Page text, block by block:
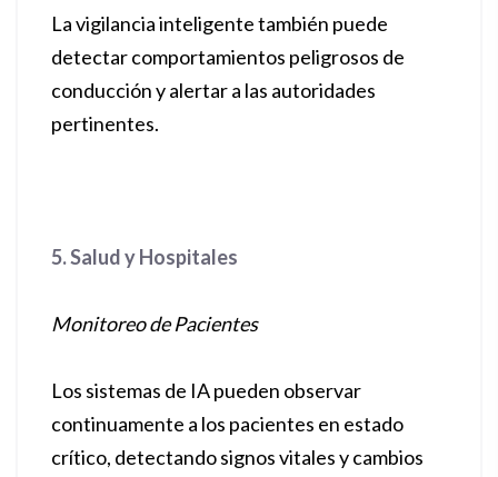
La vigilancia inteligente también puede
detectar comportamientos peligrosos de
conducción y alertar a las autoridades
pertinentes.
5. Salud y Hospitales
Monitoreo de Pacientes
Los sistemas de IA pueden observar
continuamente a los pacientes en estado
crítico, detectando signos vitales y cambios